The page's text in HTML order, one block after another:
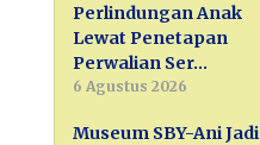
Perlindungan Anak
Lewat Penetapan
Perwalian Ser…
6 Agustus 2026
Museum SBY-Ani Jadi